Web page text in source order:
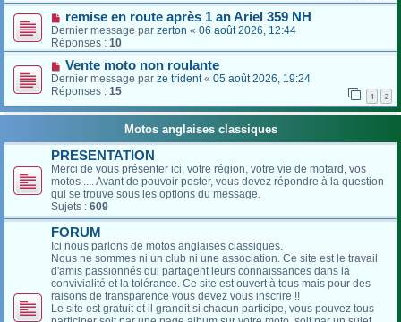
remise en route après 1 an Ariel 359 NH
Dernier message par zerton « 06 août 2026, 12:44
Réponses : 10
Vente moto non roulante
Dernier message par ze trident« 05 août 2026, 19:24
Réponses : 15 1 2
Motos anglaises classiques
PRESENTATION
Merci de vous présenter ici, votre région, votre vie de motard, vos
motos .... Avant de pouvoir poster, vous devez répondre à la question
qui se trouve sous les options du message.
Sujets : 609
FORUM
Ici nous parlons de motos anglaises classiques.
Nous ne sommes ni un club ni une association. Ce site est le travail
d'amis passionnés qui partagent leurs connaissances dans la
convivialité et la tolérance. Ce site est ouvert à tous mais pour des
raisons de transparence vous devez vous inscrire !!
Le site est gratuit et il grandit si chacun participe, vous pouvez tous